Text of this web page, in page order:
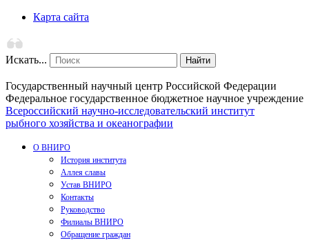
Карта сайта
Искать... Найти
Государственный научный центр Российской Федерации
Федеральное государственное бюджетное научное учреждение
Всероссийский научно-исследовательский институт
рыбного хозяйства и океанографии
О ВНИРО
История института
Аллея славы
Устав ВНИРО
Контакты
Руководство
Филиалы ВНИРО
Обращение граждан